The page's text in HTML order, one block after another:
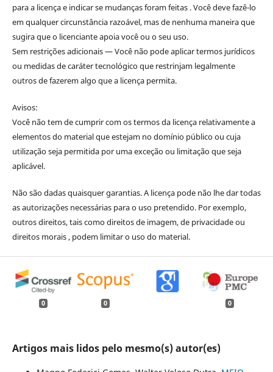
para a licença e indicar se mudanças foram feitas . Você deve fazê-lo
em qualquer circunstância razoável, mas de nenhuma maneira que
sugira que o licenciante apoia você ou o seu uso.
Sem restrições adicionais — Você não pode aplicar termos jurídicos
ou medidas de caráter tecnológico que restrinjam legalmente
outros de fazerem algo que a licença permita.
Avisos:
Você não tem de cumprir com os termos da licença relativamente a
elementos do material que estejam no domínio público ou cuja
utilização seja permitida por uma exceção ou limitação que seja
aplicável.
Não são dadas quaisquer garantias. A licença pode não lhe dar todas
as autorizações necessárias para o uso pretendido. Por exemplo,
outros direitos, tais como direitos de imagem, de privacidade ou
direitos morais , podem limitar o uso do material.
0 0 0
Artigos mais lidos pelo mesmo(s) autor(es)